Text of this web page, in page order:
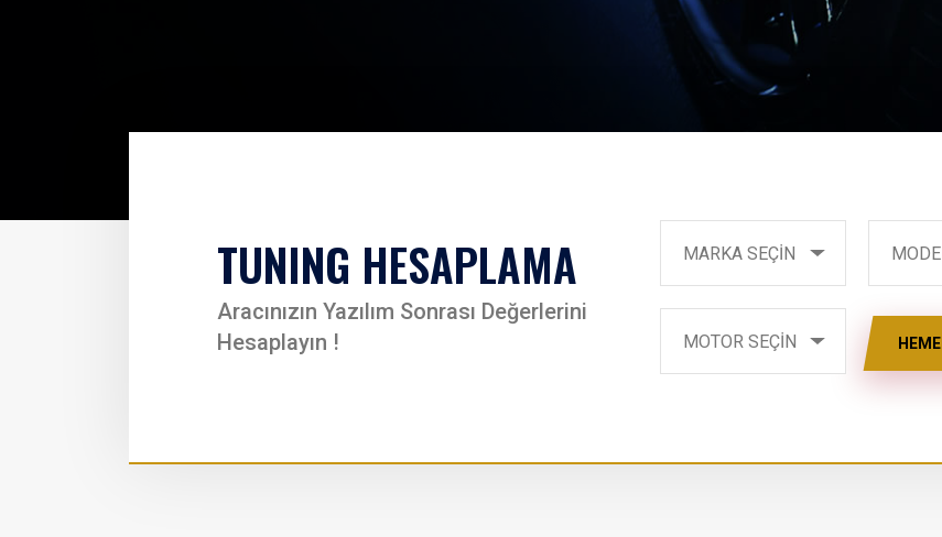
TUNING HESAPLAMA
Aracınızın Yazılım Sonrası Değerlerini
Hesaplayın !
Car BrandMARKA SEÇİN MODEL SEÇİN
MOTOR SEÇİNMOTOR SEÇİN